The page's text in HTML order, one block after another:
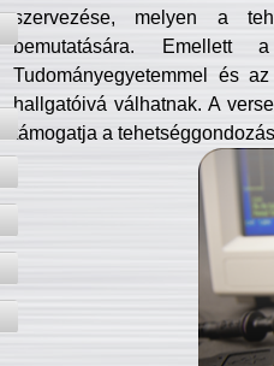
szervezése, melyen a
bemutatására. Emellett
Tudományegyetemmel és
hallgatóivá válhatnak. A
támogatja a